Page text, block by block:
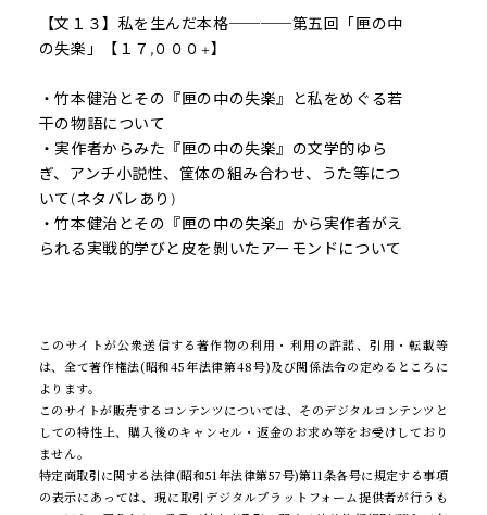
【文１３】私を生んだ本格────第五回「匣の中
の失楽」【１７,０００+】
・竹本健治とその『匣の中の失楽』と私をめぐる若
干の物語について
・実作者からみた『匣の中の失楽』の文学的ゆら
ぎ、アンチ小説性、筐体の組み合わせ、うた等につ
いて(ネタバレあり)
・竹本健治とその『匣の中の失楽』から実作者がえ
られる実戦的学びと皮を剝いたアーモンドについて
このサイトが公衆送信する著作物の利用・利用の許諾、引用・転載等
は、全て著作権法(昭和45年法律第48号)及び関係法令の定めるところに
よります。
このサイトが販売するコンテンツについては、そのデジタルコンテンツと
しての特性上、購入後のキャンセル・返金のお求め等をお受けしており
ません。
特定商取引に関する法律(昭和51年法律第57号)第11条各号に規定する事項
の表示にあっては、現に取引デジタルプラットフォーム提供者が行うも